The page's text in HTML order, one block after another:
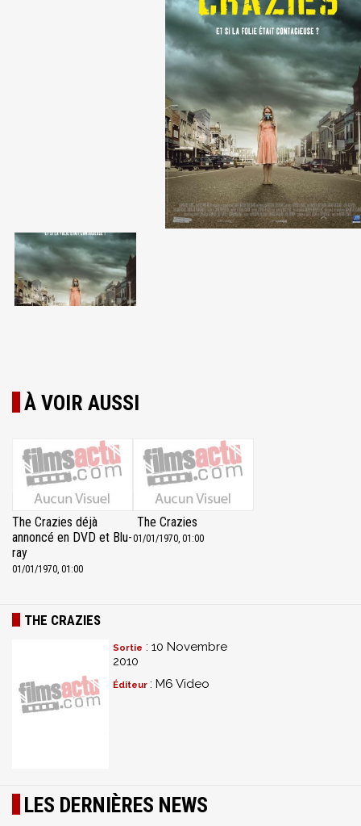
À VOIR AUSSI
The Crazies déjà
annoncé en DVD et Blu-
ray
01/01/1970, 01:00
The Crazies
01/01/1970, 01:00
THE CRAZIES
Sortie : 10 Novembre
2010
Éditeur : M6 Video
LES DERNIÈRES NEWS